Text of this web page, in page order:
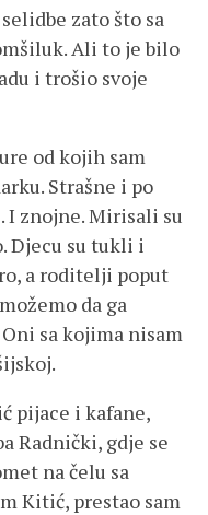
zato što sa
Ali to je bilo
i trošio svoje
od kojih sam
Strašne i po
I znojne. Mirisali su
Djecu su tukli i
a roditelji poput
da ga
sa kojima nisam
pijace i kafane,
Radnički, gdje se
na čelu sa
Kitić, prestao sam